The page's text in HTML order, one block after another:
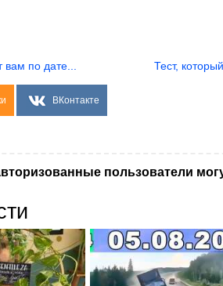
по дате... Тест,
ВКонтакте
пользователи